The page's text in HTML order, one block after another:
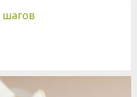
шагов